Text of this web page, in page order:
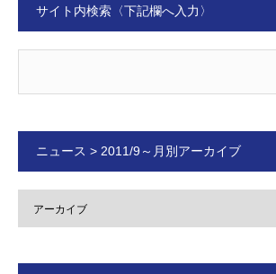
サイト内検索〈下記欄へ入力〉
ニュース > 2011/9～月別アーカイブ